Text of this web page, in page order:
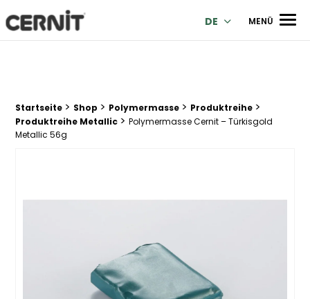
Cernit Une qualité haut de gamme pour des créations
DE MENÜ
Breadcrumb Trail:
Startseite > Shop > Polymermasse > Produktreihe >
Produktreihe Metallic > Polymermasse Cernit – Türkisgold
Metallic 56g